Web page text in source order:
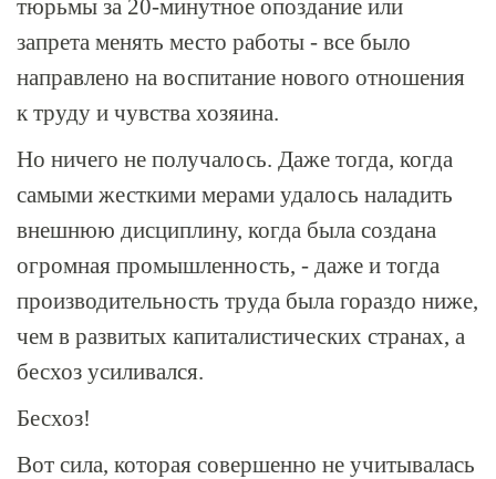
тюрьмы за 20-минутное опоздание или
запрета менять место работы - все было
направлено на воспитание нового отношения
к труду и чувства хозяина.
Но ничего не получалось. Даже тогда, когда
самыми жесткими мерами удалось наладить
внешнюю дисциплину, когда была создана
огромная промышленность, - даже и тогда
производительность труда была гораздо ниже,
чем в развитых капиталистических странах, а
бесхоз усиливался.
Бесхоз!
Вот сила, которая совершенно не учитывалась